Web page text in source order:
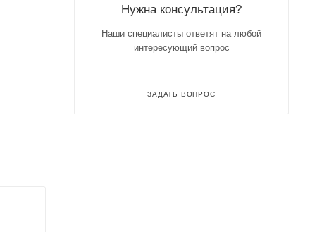
Нужна консультация?
Наши специалисты ответят на любой
интересующий вопрос
ЗАДАТЬ ВОПРОС